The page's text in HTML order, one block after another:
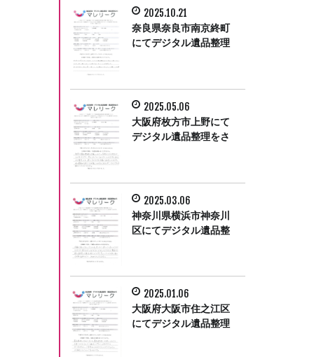
2025.10.21
奈良県奈良市南京終町
にてデジタル遺品整理
2025.05.06
大阪府枚方市上野にて
デジタル遺品整理をさ
2025.03.06
神奈川県横浜市神奈川
区にてデジタル遺品整
2025.01.06
大阪府大阪市住之江区
にてデジタル遺品整理